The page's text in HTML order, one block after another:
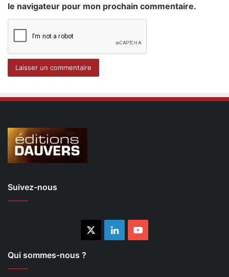
le navigateur pour mon prochain commentaire.
Suivez-nous
LinkedinYouTube
Qui sommes-nous ?